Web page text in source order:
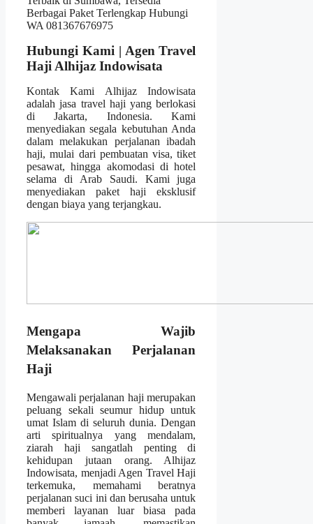
Hubungi Kami | Agen Travel
Haji Alhijaz Indowisata
Kontak Kami Alhijaz Indowisata
adalah jasa travel haji yang berlokasi
di Jakarta, Indonesia. Kami
menyediakan segala kebutuhan Anda
dalam melakukan perjalanan ibadah
haji, mulai dari pembuatan visa, tiket
pesawat, hingga akomodasi di hotel
selama di Arab Saudi. Kami juga
menyediakan paket haji eksklusif
dengan biaya yang terjangkau.
Mengapa Wajib
Melaksanakan Perjalanan
Haji
Mengawali perjalanan haji merupakan
peluang sekali seumur hidup untuk
umat Islam di seluruh dunia. Dengan
arti spiritualnya yang mendalam,
ziarah haji sangatlah penting di
kehidupan jutaan orang. Alhijaz
Indowisata, menjadi Agen Travel Haji
terkemuka, memahami beratnya
perjalanan suci ini dan berusaha untuk
memberi layanan luar biasa pada